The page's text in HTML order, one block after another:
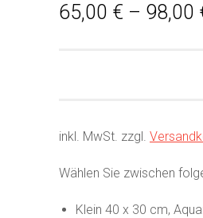
65,00 € – 98,00
inkl. MwSt. zzgl.
Wählen Sie zwischen
Klein 40 x 30 cm,